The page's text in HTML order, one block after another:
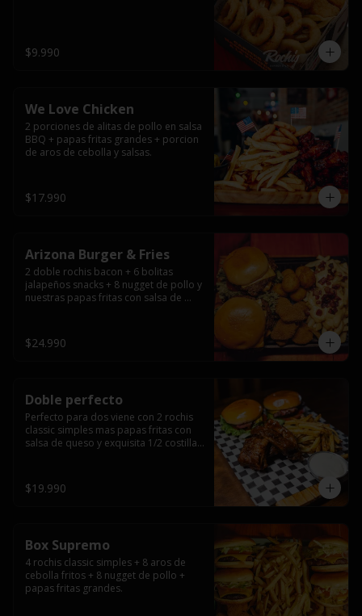
$9.990
We Love Chicken
2 porciones de alitas de pollo en salsa
BBQ + papas fritas grandes + porcion
de aros de cebolla y salsas.
$17.990
Arizona Burger & Fries
2 doble rochis bacon + 6 bolitas
jalapeños snacks + 8 nugget de pollo y
nuestras papas fritas con salsa de
$24.990
Doble perfecto
Perfecto para dos viene con 2 rochis
classic simples mas papas fritas con
salsa de queso y exquisita 1/2 costilla
$19.990
Box Supremo
4 rochis classic simples + 8 aros de
cebolla fritos + 8 nugget de pollo +
papas fritas grandes.